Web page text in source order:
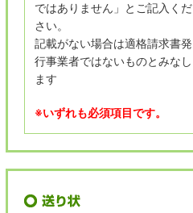
ではありません」とご記入くだ
さい。
記載がない場合は適格請求書発
行事業者ではないものとみなし
ます
※いずれも必須項目です。